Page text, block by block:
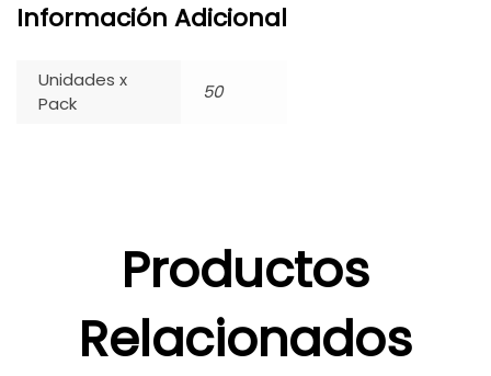
Información Adicional
Unidades x
Pack
50
Productos
Relacionados